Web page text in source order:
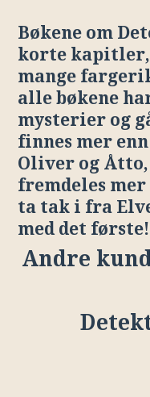
Bøkene om
korte kapitler,
mange
alle bøkene
mysterier og
finnes mer
Oliver og
fremdeles
ta tak i fra
med det første!
Andre